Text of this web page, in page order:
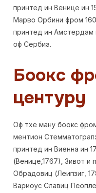
принтед ин Венице ин
Марво Орбини фром
принтед ин Амстердам
оф Сербиа.
Боокс
центурy
Оф тхе манy боокс
ментион
принтед ин Виенна ин
(Венице,1767), Зивот и
Обрадовиц (Леипзиг,
Вариоус Славиц